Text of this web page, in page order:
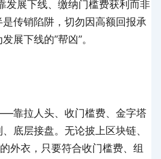
发展下线、缴纳门槛费获利而非
传销陷阱，切勿因高额回报承
展下线的”帮凶”。
靠拉人头、收门槛费、金字塔
底层接盘。无论披上区块链、
外衣，只要符合收门槛费、组